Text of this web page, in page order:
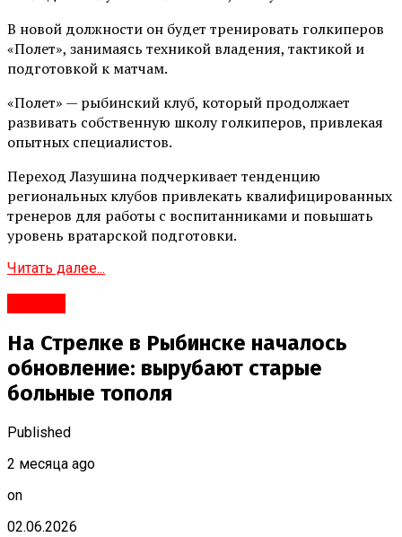
В новой должности он будет тренировать голкиперов
«Полет», занимаясь техникой владения, тактикой и
подготовкой к матчам.
«Полет» — рыбинский клуб, который продолжает
развивать собственную школу голкиперов, привлекая
опытных специалистов.
Переход Лазушина подчеркивает тенденцию
региональных клубов привлекать квалифицированных
тренеров для работы с воспитанниками и повышать
уровень вратарской подготовки.
Читать далее...
На Стрелке в Рыбинске началось
обновление: вырубают старые
больные тополя
Published
2 месяца ago
on
02.06.2026